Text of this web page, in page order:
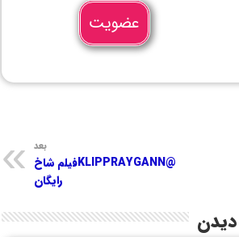
عضویت
بعد
@KLIPPRAYGANNفیلم شاخ
رایگان
دیدن